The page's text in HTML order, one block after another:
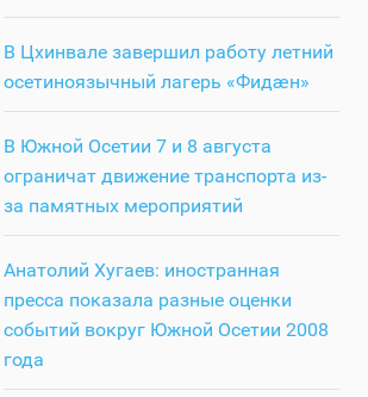
В Цхинвале завершил работу летний
осетиноязычный лагерь «Фидӕн»
В Южной Осетии 7 и 8 августа
ограничат движение транспорта из-
за памятных мероприятий
Анатолий Хугаев: иностранная
пресса показала разные оценки
событий вокруг Южной Осетии 2008
года